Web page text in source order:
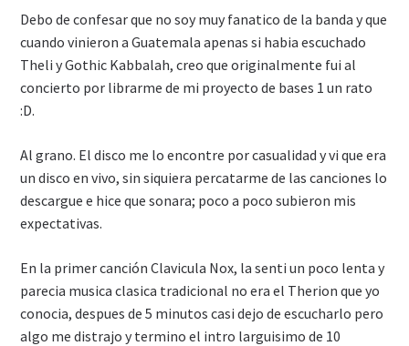
Debo de confesar que no soy muy fanatico de la banda y que
cuando vinieron a Guatemala apenas si habia escuchado
Theli y Gothic Kabbalah, creo que originalmente fui al
concierto por librarme de mi proyecto de bases 1 un rato
:D.
Al grano. El disco me lo encontre por casualidad y vi que era
un disco en vivo, sin siquiera percatarme de las canciones lo
descargue e hice que sonara; poco a poco subieron mis
expectativas.
En la primer canción Clavicula Nox, la senti un poco lenta y
parecia musica clasica tradicional no era el Therion que yo
conocia, despues de 5 minutos casi dejo de escucharlo pero
algo me distrajo y termino el intro larguisimo de 10